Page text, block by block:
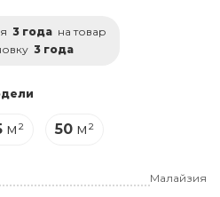
3 года на товар
3 года
м² 50 м²
Малайзия